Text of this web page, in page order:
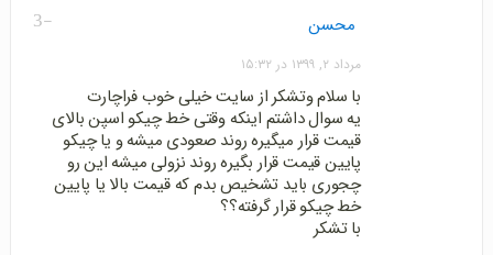
-3 محسن
مرداد ۲, ۱۳۹۹ در ۱۵:۳۲
با سلام وتشکر از سایت خیلی خوب فراچارت
یه سوال داشتم اینکه وقتی خط چیکو اسپن بالای
قیمت قرار میگیره روند صعودی میشه و یا چیکو
پایین قیمت قرار بگیره روند نزولی میشه این رو
چجوری باید تشخیص بدم که قیمت بالا یا پایین
خط چیکو قرار گرفته؟؟
با تشکر